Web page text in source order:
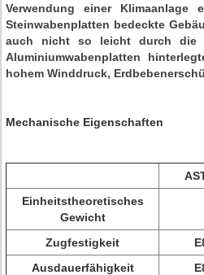
Verwendung einer Klimaanlage
Steinwabenplatten bedeckte
auch nicht so leicht durch die
Aluminiumwabenplatten
hohem Winddruck,
Mechanische Eigenschaften
Einheitstheoretisches
Gewicht
Zugfestigkeit
Ausdauerfähigkeit